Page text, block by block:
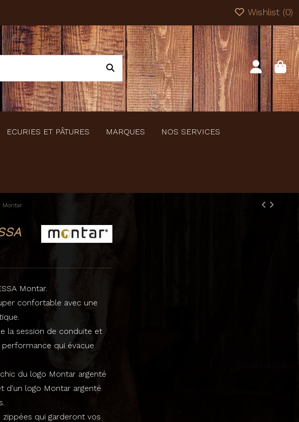
Wishlist (0)
ECURIES ET PÂTURES MARQUES NOS SERVICES
Montar
Montar.
confortable avec une
la session de conduite et
qui évacue
du logo Montar argenté
d'un logo Montar argenté
qui garderont vos